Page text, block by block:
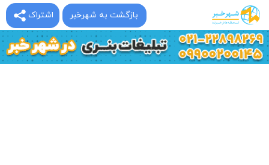
اشتراک بازگشت به شهرخبر